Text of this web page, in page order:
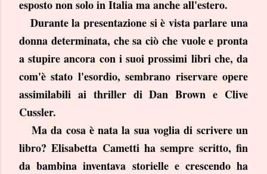
esposto non solo in Italia ma anche all'estero.
Durante la presentazione si è vista parlare una
donna determinata, che sa ciò che vuole e pronta
a stupire ancora con i suoi prossimi libri che, da
com'è stato l'esordio, sembrano riservare opere
assimilabili ai thriller di Dan Brown e Clive
Cussler.
Ma da cosa è nata la sua voglia di scrivere un
libro? Elisabetta Cametti ha sempre scritto, fin
da bambina inventava storielle e crescendo ha